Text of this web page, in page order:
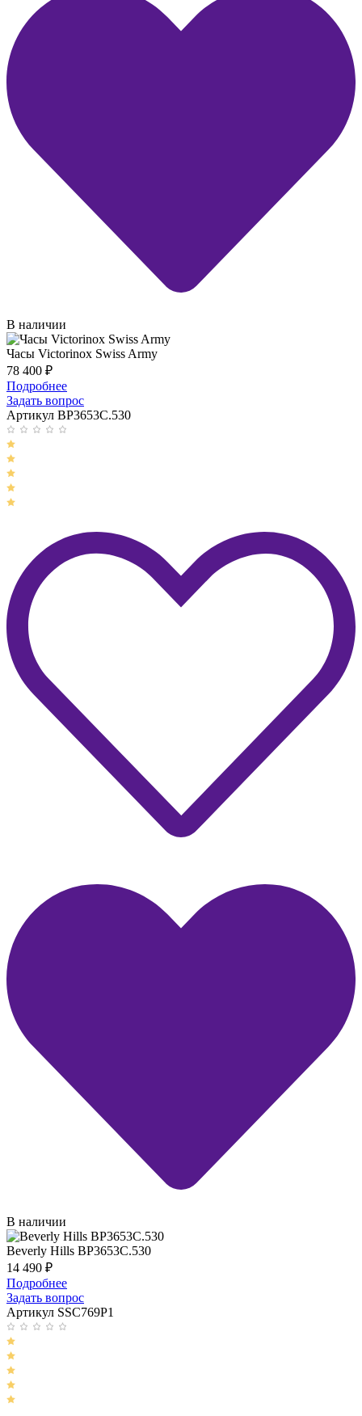
В наличии
Часы Victorinox Swiss Army
78 400 ₽
Подробнее
Задать вопрос
Артикул BP3653C.530
В наличии
Beverly Hills BP3653C.530
14 490 ₽
Подробнее
Задать вопрос
Артикул SSC769P1